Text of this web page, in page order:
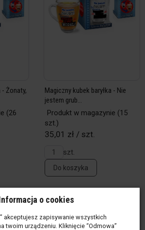
- Żonaty,
(26
Magiczny kubek baryłka - Nie
jestem grub...
Produkt w magazynie (15
szt.)
35,01 zł / szt.
szt.
Do koszyka
o cookies
akceptujesz zapisywanie wszystkich
twoim urządzeniu. Kliknięcie “Odmowa”